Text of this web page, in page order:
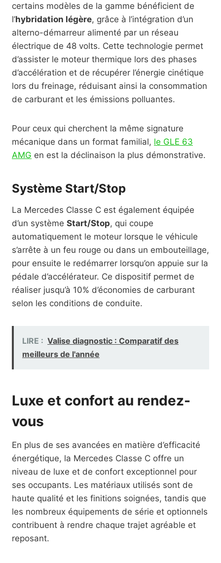
certains modèles de la gamme bénéficient de
l’hybridation légère, grâce à l’intégration d’un
alterno-démarreur alimenté par un réseau
électrique de 48 volts. Cette technologie permet
d’assister le moteur thermique lors des phases
d’accélération et de récupérer l’énergie cinétique
lors du freinage, réduisant ainsi la consommation
de carburant et les émissions polluantes.
Pour ceux qui cherchent la même signature
mécanique dans un format familial, le GLE 63
AMG en est la déclinaison la plus démonstrative.
Système Start/Stop
La Mercedes Classe C est également équipée
d’un système Start/Stop, qui coupe
automatiquement le moteur lorsque le véhicule
s’arrête à un feu rouge ou dans un embouteillage,
pour ensuite le redémarrer lorsqu’on appuie sur la
pédale d’accélérateur. Ce dispositif permet de
réaliser jusqu’à 10% d’économies de carburant
selon les conditions de conduite.
LIRE : Valise diagnostic : Comparatif des
meilleurs de l'année
Luxe et confort au rendez-
vous
En plus de ses avancées en matière d’efficacité
énergétique, la Mercedes Classe C offre un
niveau de luxe et de confort exceptionnel pour
ses occupants. Les matériaux utilisés sont de
haute qualité et les finitions soignées, tandis que
les nombreux équipements de série et optionnels
contribuent à rendre chaque trajet agréable et
reposant.